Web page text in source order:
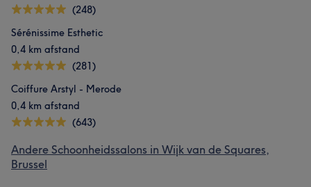
(248)
Sérénissime Esthetic
0,4 km afstand
(281)
Coiffure Arstyl - Merode
0,4 km afstand
(643)
Andere Schoonheidssalons in Wijk van de Squares,
Brussel